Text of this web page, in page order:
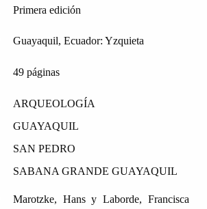
Primera edición
Guayaquil, Ecuador: Yzquieta
49 páginas
ARQUEOLOGÍA
GUAYAQUIL
SAN PEDRO
SABANA GRANDE GUAYAQUIL
Marotzke, Hans y Laborde, Francisca